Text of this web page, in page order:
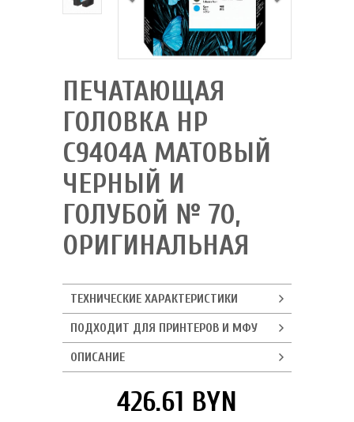
ПЕЧАТАЮЩАЯ
ГОЛОВКА HP
C9404A МАТОВЫЙ
ЧЕРНЫЙ И
ГОЛУБОЙ № 70,
ОРИГИНАЛЬНАЯ
ТЕХНИЧЕСКИЕ ХАРАКТЕРИСТИКИ
ПОДХОДИТ ДЛЯ ПРИНТЕРОВ И МФУ
ОПИСАНИЕ
426.61 BYN